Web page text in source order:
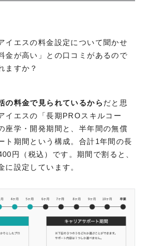
イエスの料金設定について聞かせ
金が高い」との口コミがあるので
ますか？
の料金で見られているからだと思
イエスの「長期PROスキルコー
座学・開発期間と、半年間の無償
ト期間という構成。合計1年間の長
円（税込）です。期間で割ると、
に設定しています。